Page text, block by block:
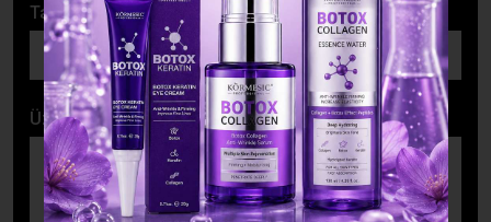
Tárgy
Üzenet